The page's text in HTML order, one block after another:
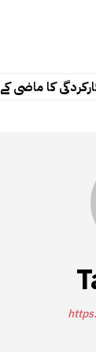
16سالہ دور سے تقابلی جائزہ